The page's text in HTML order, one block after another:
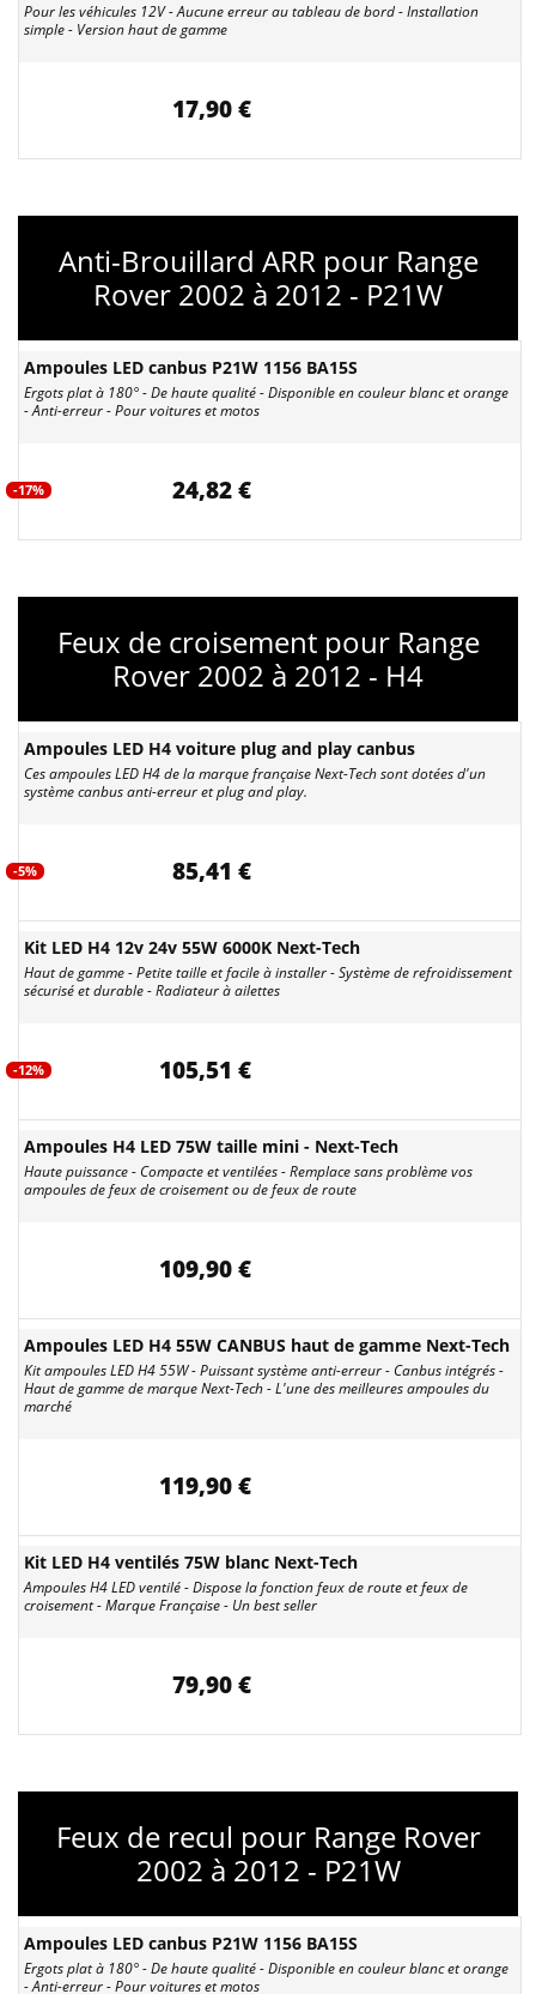
Pour les véhicules 12V - Aucune erreur au tableau de bord - Installation
simple - Version haut de gamme
17,90 €
Anti-Brouillard ARR pour Range
Rover 2002 à 2012 - P21W
Ampoules LED canbus P21W 1156 BA15S
Ergots plat à 180° - De haute qualité - Disponible en couleur blanc et orange
- Anti-erreur - Pour voitures et motos
-17% 24,82 €
Feux de croisement pour Range
Rover 2002 à 2012 - H4
Ampoules LED H4 voiture plug and play canbus
Ces ampoules LED H4 de la marque française Next-Tech sont dotées d'un
système canbus anti-erreur et plug and play.
-5% 85,41 €
Kit LED H4 12v 24v 55W 6000K Next-Tech
Haut de gamme - Petite taille et facile à installer - Système de refroidissement
sécurisé et durable - Radiateur à ailettes
-12% 105,51 €
Ampoules H4 LED 75W taille mini - Next-Tech
Haute puissance - Compacte et ventilées - Remplace sans problème vos
ampoules de feux de croisement ou de feux de route
109,90 €
Ampoules LED H4 55W CANBUS haut de gamme Next-Tech
Kit ampoules LED H4 55W - Puissant système anti-erreur - Canbus intégrés -
Haut de gamme de marque Next-Tech - L'une des meilleures ampoules du
marché
119,90 €
Kit LED H4 ventilés 75W blanc Next-Tech
Ampoules H4 LED ventilé - Dispose la fonction feux de route et feux de
croisement - Marque Française - Un best seller
79,90 €
Feux de recul pour Range Rover
2002 à 2012 - P21W
Ampoules LED canbus P21W 1156 BA15S
Ergots plat à 180° - De haute qualité - Disponible en couleur blanc et orange
- Anti-erreur - Pour voitures et motos